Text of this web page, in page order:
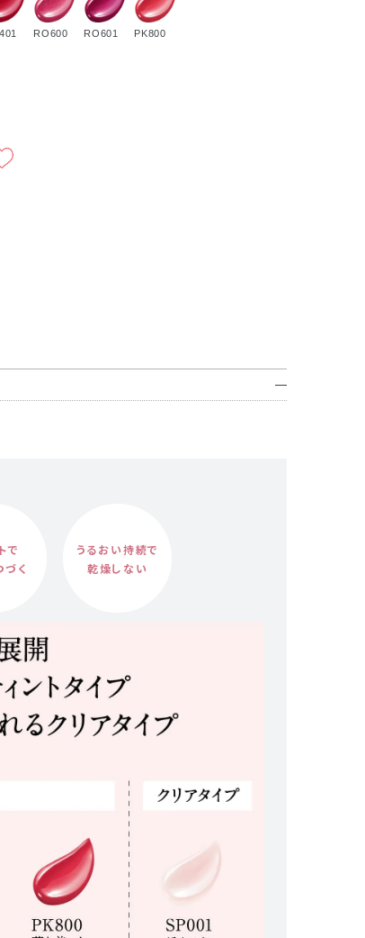
RO600 RO601 PK800
で
く
うるおい持続で
乾燥しない